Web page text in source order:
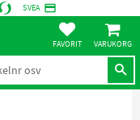
SVEA credit_card
FAVORITER